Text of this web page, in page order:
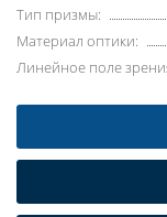
Тип призмы:
Материал оптики:
Линейное поле